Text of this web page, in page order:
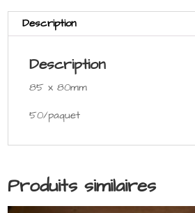
Description
Description
85 x 80mm
50/paquet
Produits similaires